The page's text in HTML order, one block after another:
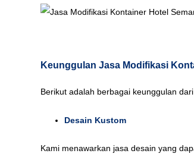
Keunggulan Jasa Modifikasi
Berikut adalah berbagai keunggulan
Desain Kustom
Kami menawarkan jasa desain yang